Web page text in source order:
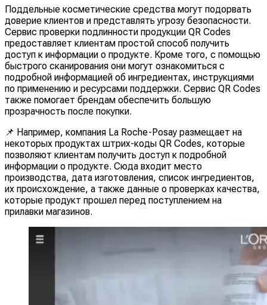
Поддельные косметические средства могут подорвать
доверие клиентов и представлять угрозу безопасности.
Сервис проверки подлинности продукции QR Codes
предоставляет клиентам простой способ получить
доступ к информации о продукте. Кроме того, с помощью
быстрого сканирования они могут ознакомиться с
подробной информацией об ингредиентах, инструкциями
по применению и ресурсами поддержки. Сервис QR Codes
также помогает брендам обеспечить большую
прозрачность после покупки.
📌 Например, компания La Roche-Posay размещает на
некоторых продуктах штрих-коды QR Codes, которые
позволяют клиентам получить доступ к подробной
информации о продукте. Сюда входит место
производства, дата изготовления, список ингредиентов,
их происхождение, а также данные о проверках качества,
которые продукт прошел перед поступлением на
прилавки магазинов.